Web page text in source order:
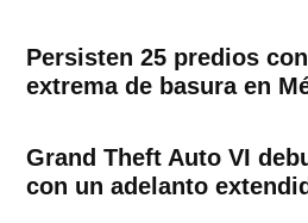
Persisten 25 predios
extrema de basura en
Grand Theft Auto VI
con un adelanto